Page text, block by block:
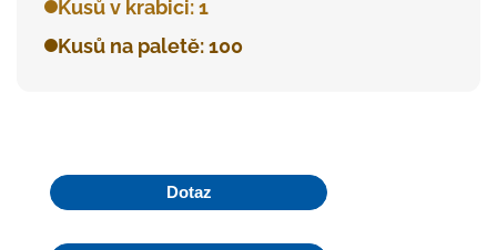
Kusů v krabici: 1
Kusů na paletě: 100
Dotaz